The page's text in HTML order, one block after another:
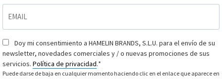
Consentimiento*
Doy mi consentimiento a HAMELIN BRANDS, S.L.U. para el envío de su
newsletter, novedades comerciales y / o nuevas promociones de sus
servicios. Política de privacidad.*
Puede darse de baja en cualquier momento haciendo clic en el enlace que aparece en